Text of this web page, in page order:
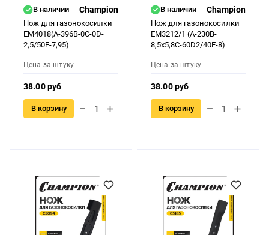
В наличии Champion
Нож для газонокосилки
ЕМ4018(A-396B-0C-0D-
2,5/50E-7,95)
Цена за штуку
38.00 руб
В корзину
В наличии Champion
Нож для газонокосилки
EM3212/1 (A-230B-
8,5x5,8C-60D2/40E-8)
Цена за штуку
38.00 руб
В корзину